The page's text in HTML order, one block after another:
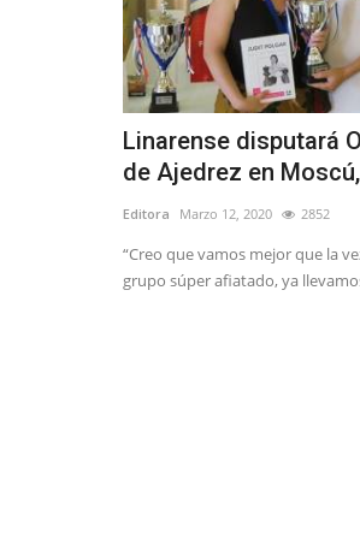
Linarense disputará
de Ajedrez en
Editora Marzo 12, 2020 2852
“Creo que vamos mejor que la
grupo súper afiatado, ya